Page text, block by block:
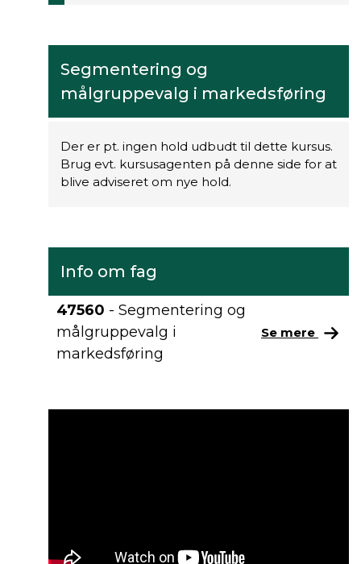
Segmentering og
målgruppevalg i markedsføring
Der er pt. ingen hold udbudt til dette kursus.
Brug evt. kursusagenten på denne side for at
blive adviseret om nye hold.
Info om fag
47560 - Segmentering og
målgruppevalg i
markedsføring
Se mere